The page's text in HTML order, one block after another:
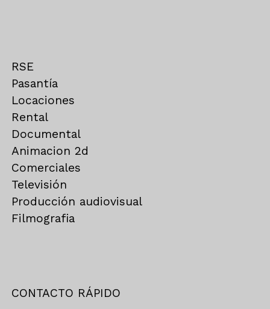
RSE
Pasantía
Locaciones
Rental
Documental
Animacion 2d
Comerciales
Televisión
Producción audiovisual
Filmografia
CONTACTO RÁPIDO